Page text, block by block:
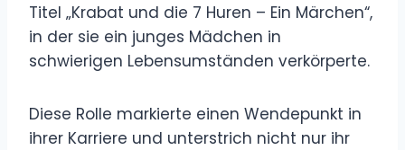
Titel „Krabat und die 7 Huren – Ein Märchen“,
in der sie ein junges Mädchen in
schwierigen Lebensumständen verkörperte.
Diese Rolle markierte einen Wendepunkt in
ihrer Karriere und unterstrich nicht nur ihr